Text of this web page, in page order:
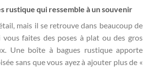
rustique qui ressemble à un souvenir
mais il se retrouve dans beaucoup de
faites des poses à plat ou des gros
Une boîte à bagues rustique apporte
sans que vous ayez à ajouter plus de «